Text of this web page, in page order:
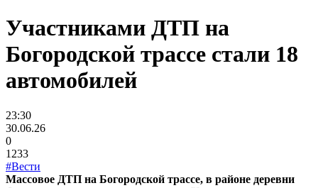
Участниками ДТП на
Богородской трассе стали 18
автомобилей
23:30
30.06.26
0
1233
#Вести
Массовое ДТП на Богородской трассе, в районе деревни